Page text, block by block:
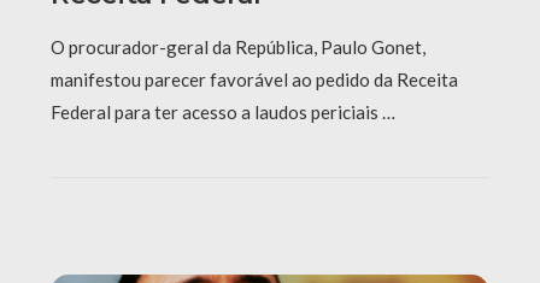
O procurador-geral da República, Paulo Gonet,
manifestou parecer favorável ao pedido da Receita
Federal para ter acesso a laudos periciais …